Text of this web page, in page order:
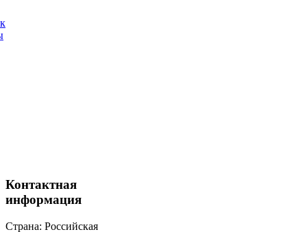
Контактная
информация
Страна: Российская